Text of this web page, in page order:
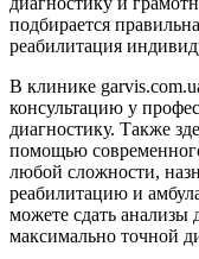
подбирается
реабилитация
В клинике
консультацию у
диагностику. Также
помощью
любой сложности,
реабилитацию и
можете сдать анализы
максимально точной